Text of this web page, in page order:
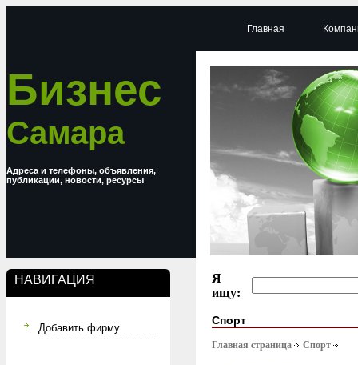
Бизнес
Самара
Адреса и телефоны, объявления,
публикации, новости, ресурсы
НАВИГАЦИЯ
Добавить фирму
Главная
Я
ищу:
Спорт
Главная страница Спорт